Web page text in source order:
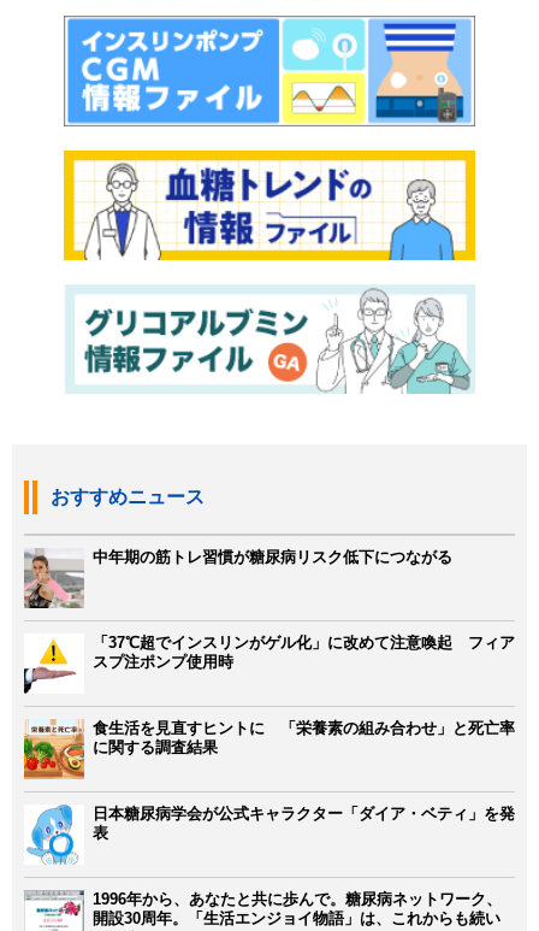
おすすめニュース
中年期の筋トレ習慣が糖尿病リスク低下につながる
「37℃超でインスリンがゲル化」に改めて注意喚起 フィア
スプ注ポンプ使用時
食生活を見直すヒントに 「栄養素の組み合わせ」と死亡率
に関する調査結果
日本糖尿病学会が公式キャラクター「ダイア・ベティ」を発
表
1996年から、あなたと共に歩んで。糖尿病ネットワーク、
開設30周年。「生活エンジョイ物語」は、これからも続い